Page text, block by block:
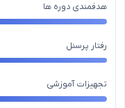
هدفمندی دوره ها
رفتار پرسنل
تجهیزات آموزشی